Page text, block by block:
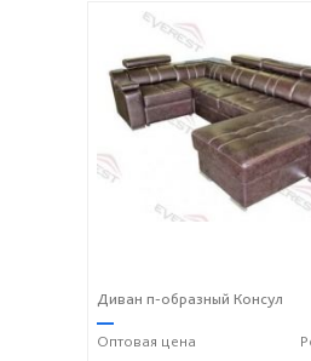
Диван п-образный Консул
—
Оптовая цена